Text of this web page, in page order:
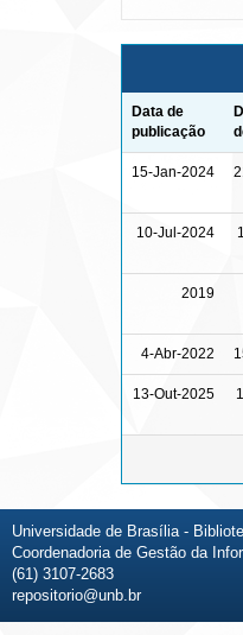
Data de
publicação
15-Jan-2024
10-Jul-2024
2019
4-Abr-2022
13-Out-2025
Universidade de Brasília -
Coordenadoria de Gestão da
(61) 3107-2683
repositorio@unb.br